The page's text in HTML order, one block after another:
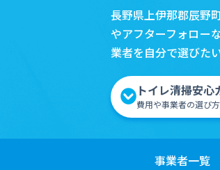
長野県上伊那郡辰野
やアフターフォロー
業者を自分で選びた
トイレ清掃安心
費用や事業者の選び
事業者一覧